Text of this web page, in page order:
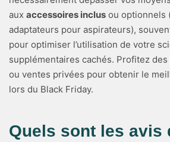
aux accessoires inclus ou optionnels
adaptateurs pour aspirateurs),
pour optimiser l’utilisation de votre
supplémentaires cachés. Profitez
ou ventes privées pour obtenir le
lors du Black Friday.
Quels sont les avis